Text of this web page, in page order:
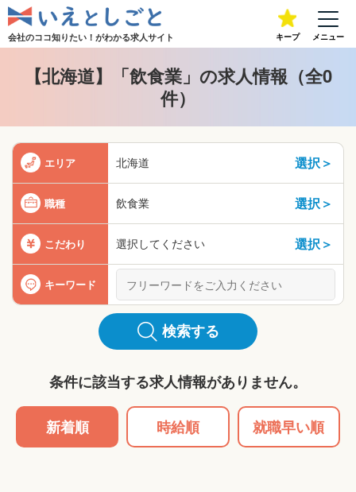
会社のココ知りたい！がわかる求人サイト キープ メニュー
【北海道】「飲食業」の求人情報（全0
件）
エリア 北海道 選択＞
職種 飲食業 選択＞
こだわり 選択してください 選択＞
キーワード
検索する
条件に該当する求人情報がありません。
新着順 時給順 就職早い順